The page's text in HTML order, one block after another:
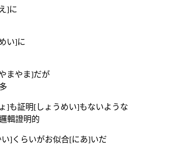
]に
い]に
まやま]だが
]も証明[しょうめい]もないような
輯證明的
]くらいがお似合[にあ]いだ